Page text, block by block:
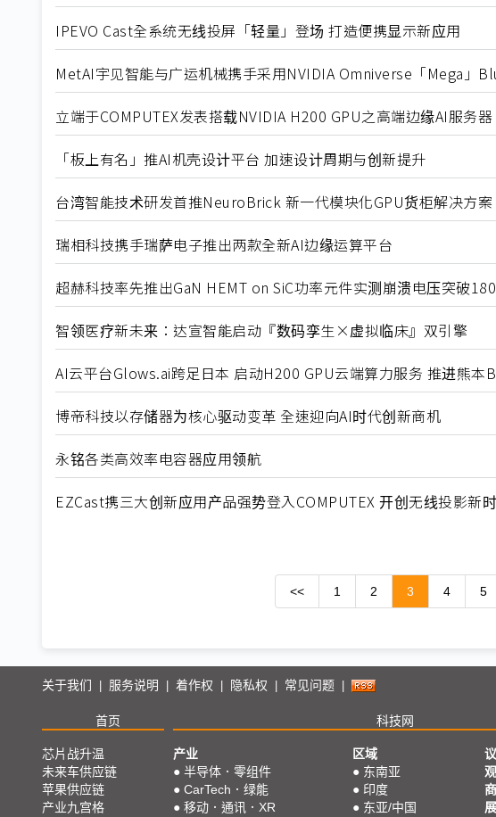
IPEVO Cast全系统无线投屏「轻量」登场 打造便携显示新应用
MetAI宇见智能与广运机械携手采用NVIDIA Omniverse「Mega」
立端于COMPUTEX发表搭载NVIDIA H200 GPU之高端边缘AI服务器
「板上有名」推AI机壳设计平台 加速设计周期与创新提升
台湾智能技术研发首推NeuroBrick 新一代模块化GPU货柜解决方案
瑞相科技携手瑞萨电子推出两款全新AI边缘运算平台
超赫科技率先推出GaN HEMT on SiC功率元件实测崩溃电压突破
智领医疗新未来：达宣智能启动『数码孪生×虚拟临床』双引擎
AI云平台Glows.ai跨足日本 启动H200 GPU云端算力服务 推进熊本
博帝科技以存储器为核心驱动变革 全速迎向AI时代创新商机
永铭各类高效率电容器应用领航
EZCast携三大创新应用产品强势登入COMPUTEX 开创无线投影新
<< 1 2 3 4 5
关于我们 服务说明 着作权 隐私权 常见问题
首页 科技网
芯片战升温
未来车供应链
苹果供应链
产业九宫格
产业
● 半导体．零组件
● CarTech．绿能
● 移动．通讯．XR
区域
● 东南亚
● 印度
● 东亚/中国